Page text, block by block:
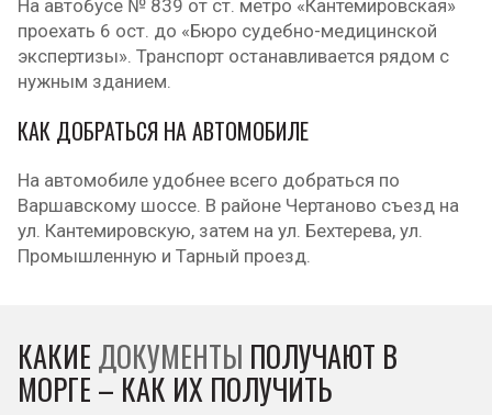
На автобусе № 839 от ст. метро «Кантемировская»
проехать 6 ост. до «Бюро судебно-медицинской
экспертизы». Транспорт останавливается рядом с
нужным зданием.
КАК ДОБРАТЬСЯ НА АВТОМОБИЛЕ
На автомобиле удобнее всего добраться по
Варшавскому шоссе. В районе Чертаново съезд на
ул. Кантемировскую, затем на ул. Бехтерева, ул.
Промышленную и Тарный проезд.
КАКИЕ ДОКУМЕНТЫ ПОЛУЧАЮТ В
МОРГЕ – КАК ИХ ПОЛУЧИТЬ